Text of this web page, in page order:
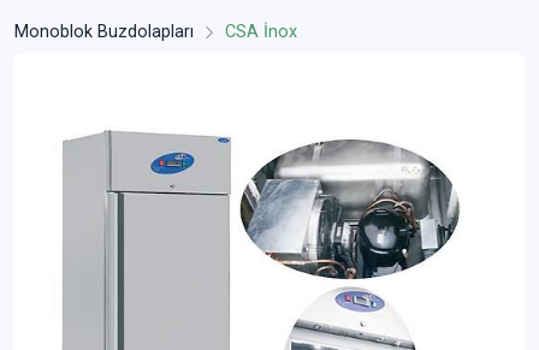
Monoblok Buzdolapları CSA İnox